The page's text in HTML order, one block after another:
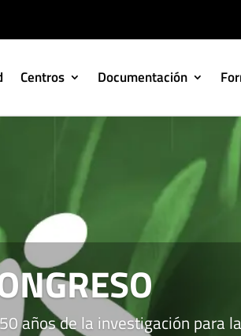
Centros Documentación
años de la investigación para